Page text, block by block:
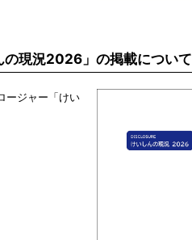
現況2026」の掲載について
ージャー「けい